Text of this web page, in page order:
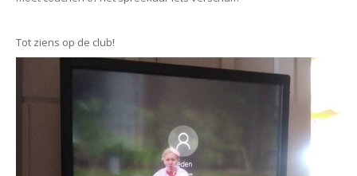
Tot ziens op de club!